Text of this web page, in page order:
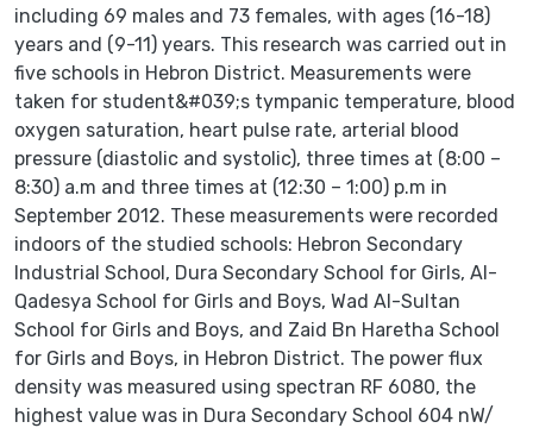
including 69 males and 73 females, with ages (16-18)
years and (9-11) years. This research was carried out in
five schools in Hebron District. Measurements were
taken for student&#039;s tympanic temperature, blood
oxygen saturation, heart pulse rate, arterial blood
pressure (diastolic and systolic), three times at (8:00 –
8:30) a.m and three times at (12:30 – 1:00) p.m in
September 2012. These measurements were recorded
indoors of the studied schools: Hebron Secondary
Industrial School, Dura Secondary School for Girls, Al-
Qadesya School for Girls and Boys, Wad Al-Sultan
School for Girls and Boys, and Zaid Bn Haretha School
for Girls and Boys, in Hebron District. The power flux
density was measured using spectran RF 6080, the
highest value was in Dura Secondary School 604 nW/